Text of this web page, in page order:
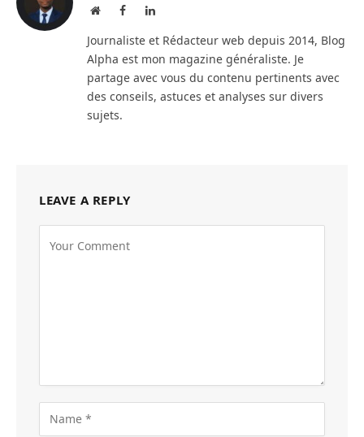
WebsiteFacebookLinkedIn
Journaliste et Rédacteur web depuis 2014, Blog
Alpha est mon magazine généraliste. Je
partage avec vous du contenu pertinents avec
des conseils, astuces et analyses sur divers
sujets.
LEAVE A REPLY